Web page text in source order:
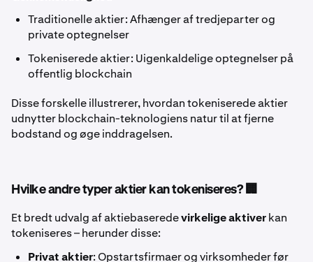
Traditionelle aktier: Afhænger af tredjeparter og
private optegnelser
Tokeniserede aktier: Uigenkaldelige optegnelser på
offentlig blockchain
Disse forskelle illustrerer, hvordan tokeniserede aktier
udnytter blockchain-teknologiens natur til at fjerne
bodstand og øge inddragelsen.
Hvilke andre typer aktier kan tokeniseres? 🏢
Et bredt udvalg af aktiebaseredevirkelige aktiverkan
tokeniseres – herunder disse:
Privat aktier: Opstartsfirmaer og virksomheder før